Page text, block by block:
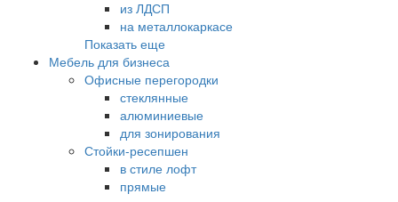
из ЛДСП
на металлокаркасе
Показать еще
Мебель для бизнеса
Офисные перегородки
стеклянные
алюминиевые
для зонирования
Стойки-ресепшен
в стиле лофт
прямые